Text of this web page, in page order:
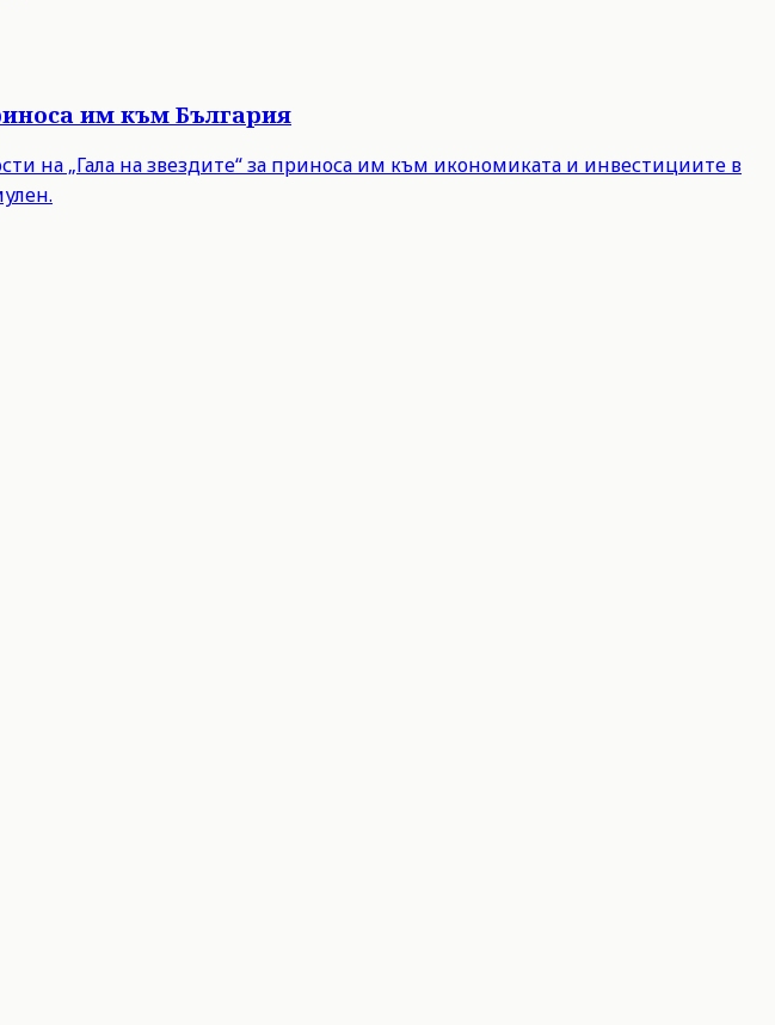
им към България
на „Гала на звездите“ за приноса им към икономиката и инвестициите в